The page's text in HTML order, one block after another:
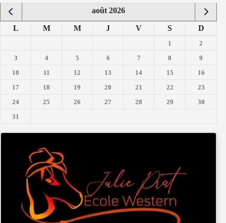
août 2026
L M M J V S D
1
2
3
4 5 6 7 8
9
10
11 12 13 14 15
16
17
18 19 20 21 22
23
24
25 26 27 28 29
30
31